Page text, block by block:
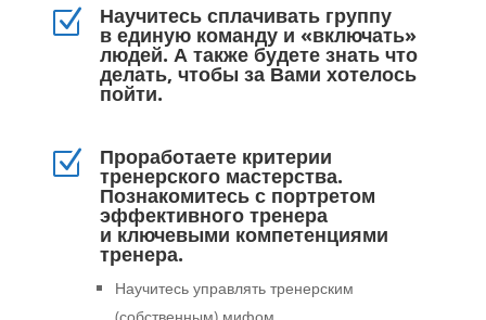
Z Научитесь сплачивать группу
в единую команду и «включать»
людей. А также будете знать что
делать, чтобы за Вами хотелось
пойти.
Z Проработаете критерии
тренерского мастерства.
Познакомитесь с портретом
эффективного тренера
и ключевыми компетенциями
тренера.
Научитесь управлять тренерским
(собственным) мифом.